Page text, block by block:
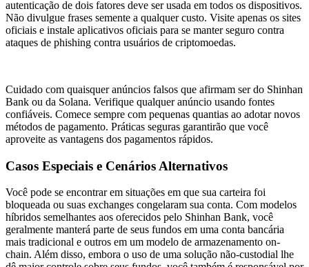
autenticação de dois fatores deve ser usada em todos os dispositivos.
Não divulgue frases semente a qualquer custo. Visite apenas os sites
oficiais e instale aplicativos oficiais para se manter seguro contra
ataques de phishing contra usuários de criptomoedas.
Cuidado com quaisquer anúncios falsos que afirmam ser do Shinhan
Bank ou da Solana. Verifique qualquer anúncio usando fontes
confiáveis. Comece sempre com pequenas quantias ao adotar novos
métodos de pagamento. Práticas seguras garantirão que você
aproveite as vantagens dos pagamentos rápidos.
Casos Especiais e Cenários Alternativos
Você pode se encontrar em situações em que sua carteira foi
bloqueada ou suas exchanges congelaram sua conta. Com modelos
híbridos semelhantes aos oferecidos pelo Shinhan Bank, você
geralmente manterá parte de seus fundos em uma conta bancária
mais tradicional e outros em um modelo de armazenamento on-
chain. Além disso, embora o uso de uma solução não-custodial lhe